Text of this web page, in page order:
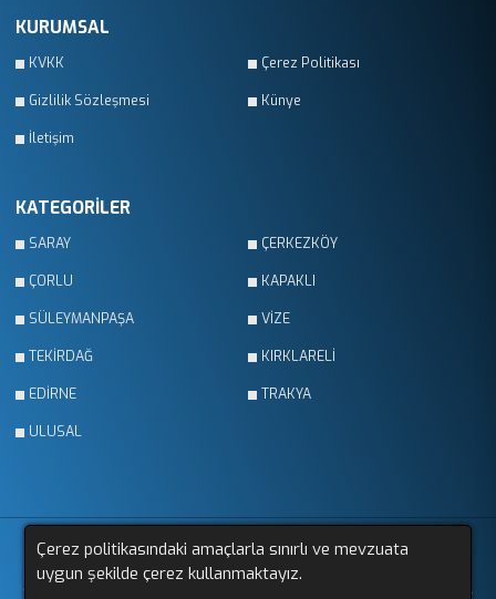
KURUMSAL
KVKK Çerez Politikası
Gizlilik Sözleşmesi Künye
İletişim
KATEGORİLER
SARAY ÇERKEZKÖY
ÇORLU KAPAKLI
SÜLEYMANPAŞA VİZE
TEKİRDAĞ KIRKLARELİ
EDİRNE TRAKYA
ULUSAL
Çerez politikasındaki amaçlarla sınırlı ve mevzuata
uygun şekilde çerez kullanmaktayız.